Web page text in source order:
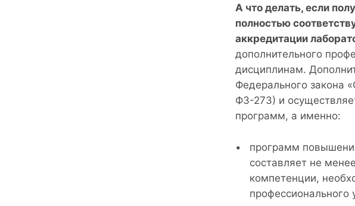
А что делать, если
полностью
аккредитации
дополнительного
дисциплинам.
Федерального закона
ФЗ-273) и
программ, а именно:
программ
составляет не
компетенции,